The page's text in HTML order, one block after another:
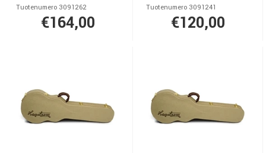
Tuotenumero 3091262
€164,00
Tuotenumero 3091241
€120,00